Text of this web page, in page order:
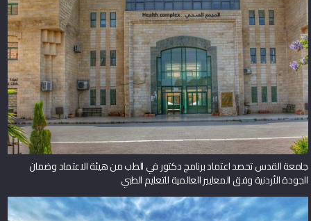
جامعة القدس تحصد اعتماد برنامج دكتور في الطب من هيئة الاعتماد وضمان
الجودة الأردنية وفق المعايير العالمية للتعليم الطبي